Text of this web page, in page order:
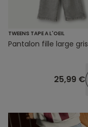
TWEENS TAPE A L'OEIL
Pantalon fille large gris
25,99 €